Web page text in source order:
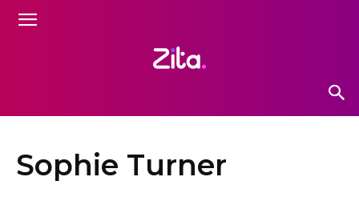
Sophie Turner